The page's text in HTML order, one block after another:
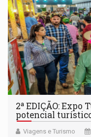
2ª EDIÇÃO:
potencial
Viagens e Turismo